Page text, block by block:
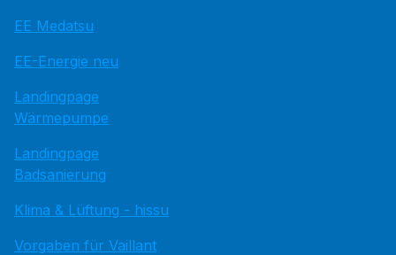
EE Medatsu
EE-Energie neu
Landingpage
Wärmepumpe
Landingpage
Badsanierung
Klima & Lüftung - hissu
Vorgaben für Vaillant